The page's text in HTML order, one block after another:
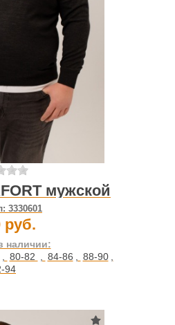
мужской
3330601
руб.
наличии:
, 80-82 , 84-86 , 88-90 ,
94